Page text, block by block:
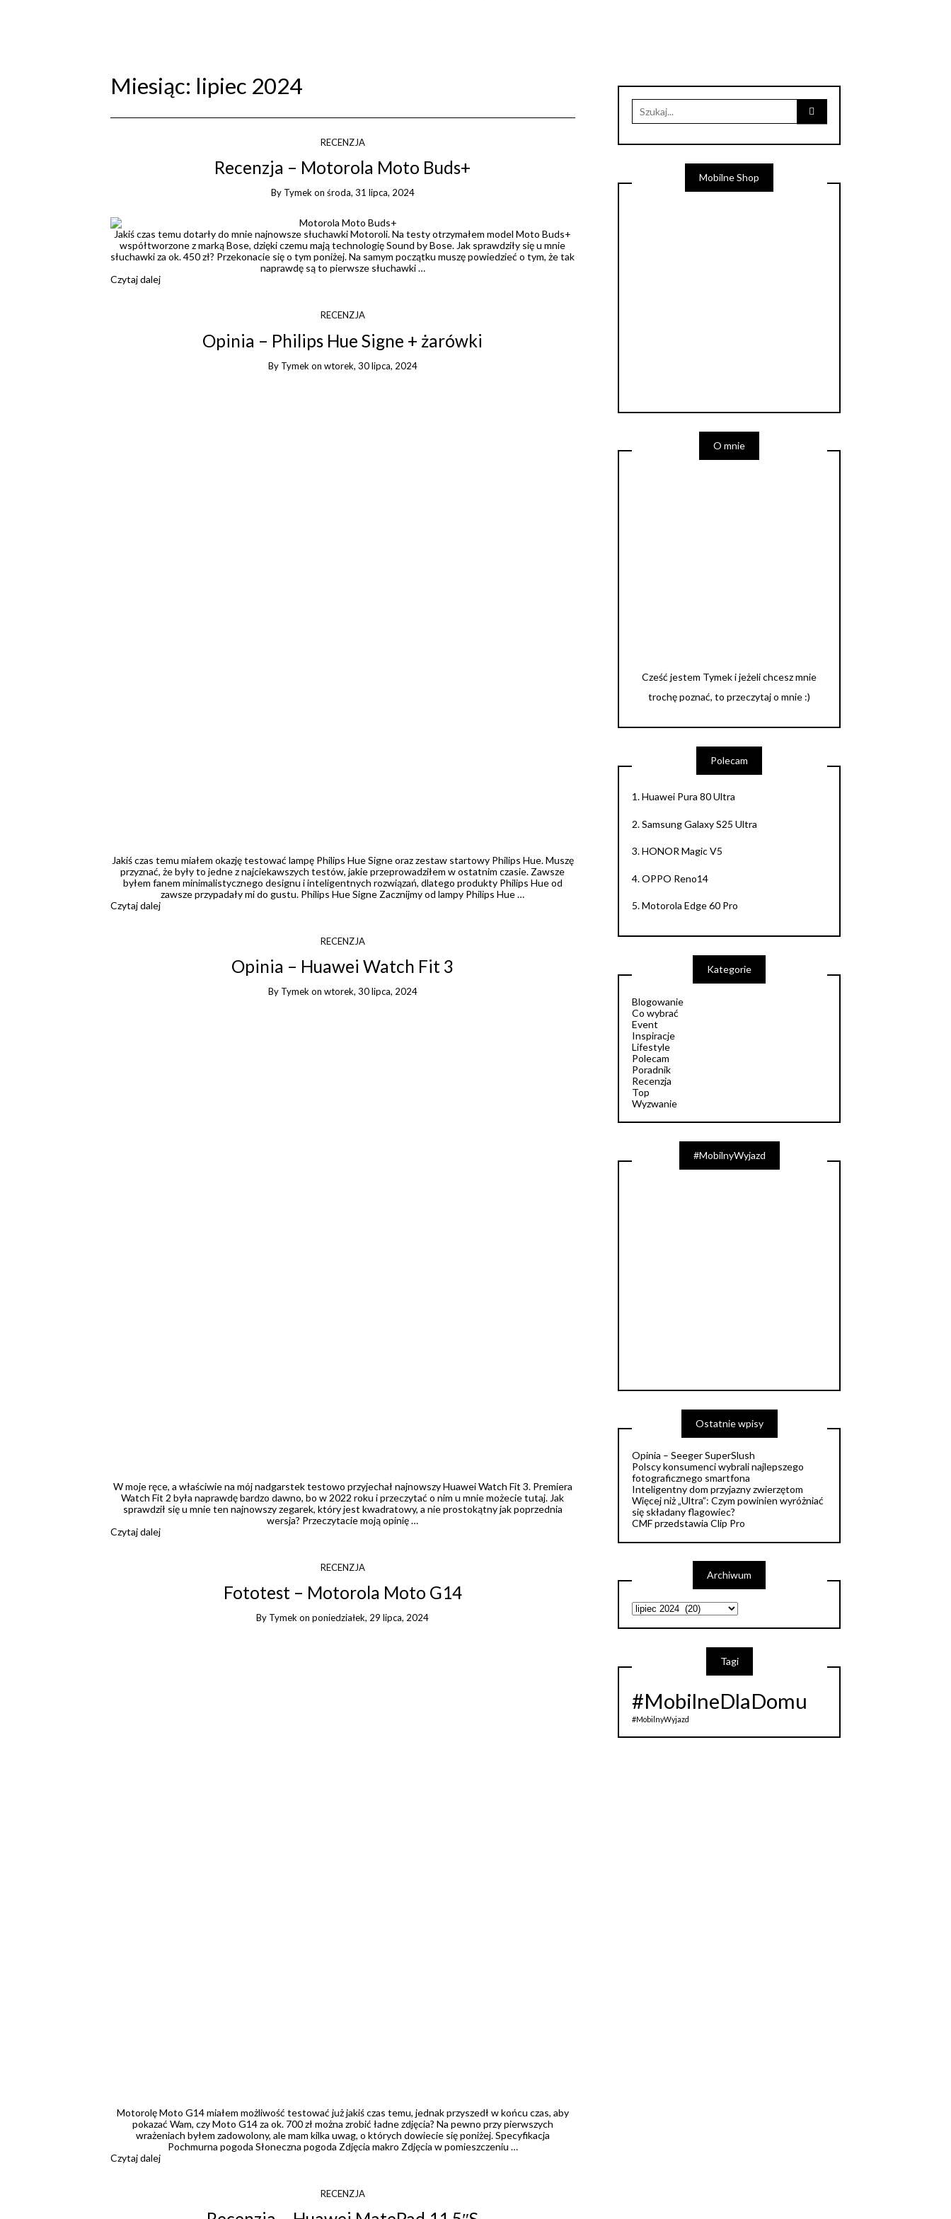
Miesiąc: lipiec 2024
RECENZJA
Recenzja – Motorola Moto Buds+
By Tymek on środa, 31 lipca, 2024
Jakiś czas temu dotarły do mnie najnowsze słuchawki Motoroli. Na testy otrzymałem model Moto Buds+
współtworzone z marką Bose, dzięki czemu mają technologię Sound by Bose. Jak sprawdziły się u mnie
słuchawki za ok. 450 zł? Przekonacie się o tym poniżej. Na samym początku muszę powiedzieć o tym, że tak
naprawdę są to pierwsze słuchawki …
Czytaj dalej
RECENZJA
Opinia – Philips Hue Signe + żarówki
By Tymek on wtorek, 30 lipca, 2024
Jakiś czas temu miałem okazję testować lampę Philips Hue Signe oraz zestaw startowy Philips Hue. Muszę
przyznać, że były to jedne z najciekawszych testów, jakie przeprowadziłem w ostatnim czasie. Zawsze
byłem fanem minimalistycznego designu i inteligentnych rozwiązań, dlatego produkty Philips Hue od
zawsze przypadały mi do gustu. Philips Hue Signe Zacznijmy od lampy Philips Hue …
Czytaj dalej
RECENZJA
Opinia – Huawei Watch Fit 3
By Tymekon wtorek, 30 lipca, 2024
W moje ręce, a właściwie na mój nadgarstek testowo przyjechał najnowszy Huawei Watch Fit 3. Premiera
Watch Fit 2 była naprawdę bardzo dawno, bo w 2022 roku i przeczytać o nim u mnie możecie tutaj. Jak
sprawdził się u mnie ten najnowszy zegarek, który jest kwadratowy, a nie prostokątny jak poprzednia
wersja? Przeczytacie moją opinię …
Czytaj dalej
RECENZJA
Fototest – Motorola Moto G14
By Tymek onponiedziałek, 29 lipca, 2024
Motorolę Moto G14 miałem możliwość testować już jakiś czas temu, jednak przyszedł w końcu czas, aby
pokazać Wam, czy Moto G14 za ok. 700 zł można zrobić ładne zdjęcia? Na pewno przy pierwszych
wrażeniach byłem zadowolony, ale mam kilka uwag, o których dowiecie się poniżej. Specyfikacja
Pochmurna pogoda Słoneczna pogoda Zdjęcia makro Zdjęcia w pomieszczeniu …
Czytaj dalej
RECENZJA
Mobilne Shop
O mnie
Cześć jestem Tymek i jeżeli chcesz mnie
trochę poznać, to przeczytaj o mnie :)
Polecam
1.Huawei Pura 80 Ultra
2.Samsung Galaxy S25 Ultra
3.HONOR Magic V5
4.OPPO Reno14
5.Motorola Edge 60 Pro
Kategorie
Blogowanie
Co wybrać
Event
Inspiracje
Lifestyle
Polecam
Poradnik
Recenzja
Top
Wyzwanie
#MobilnyWyjazd
Ostatnie wpisy
Opinia – Seeger SuperSlush
Polscy konsumenci wybrali najlepszego
fotograficznego smartfona
Inteligentny dom przyjazny zwierzętom
Więcej niż „Ultra”: Czym powinien wyróżniać
się składany flagowiec?
CMF przedstawia Clip Pro
Archiwum
Tagi
#MobilneDlaDomu
#MobilnyWyjazd